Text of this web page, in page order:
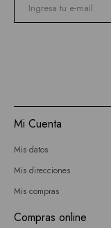
Mi Cuenta
Mis datos
Mis direcciones
Mis compras
Compras online